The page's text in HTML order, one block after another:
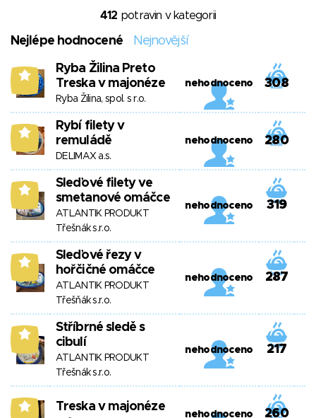
412 potravin v kategorii
Nejlépe hodnocené Nejnovější
8
Ryba Žilina Preto
Treska v majonéze
Ryba Žilina, spol. s r.o.
nehodnoceno 308
8
Rybí filety v
remuládě
DELIMAX a.s.
nehodnoceno 280
8
Sleďové filety ve
smetanové omáčce
ATLANTIK PRODUKT
Třešnák s.r.o.
nehodnoceno 319
8
Sleďové řezy v
hořčičné omáčce
ATLANTIK PRODUKT
Třešňák s.r.o.
nehodnoceno 287
8
Stříbrné sledě s
cibulí
ATLANTIK PRODUKT
Třešnák s.r.o.
nehodnoceno 217
8 Treska v majonéze
nehodnoceno 260